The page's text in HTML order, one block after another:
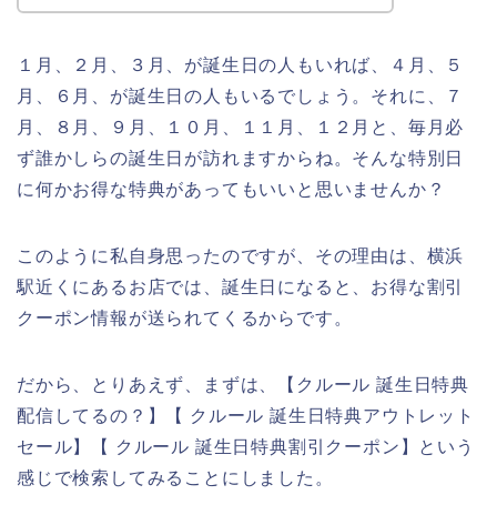
１月、２月、３月、が誕生日の人もいれば、４月、５
月、６月、が誕生日の人もいるでしょう。それに、７
月、８月、９月、１０月、１１月、１２月と、毎月必
ず誰かしらの誕生日が訪れますからね。そんな特別日
に何かお得な特典があってもいいと思いませんか？
このように私自身思ったのですが、その理由は、横浜
駅近くにあるお店では、誕生日になると、お得な割引
クーポン情報が送られてくるからです。
だから、とりあえず、まずは、【クルール 誕生日特典
配信してるの？】【 クルール 誕生日特典アウトレット
セール】【 クルール 誕生日特典割引クーポン】という
感じで検索してみることにしました。